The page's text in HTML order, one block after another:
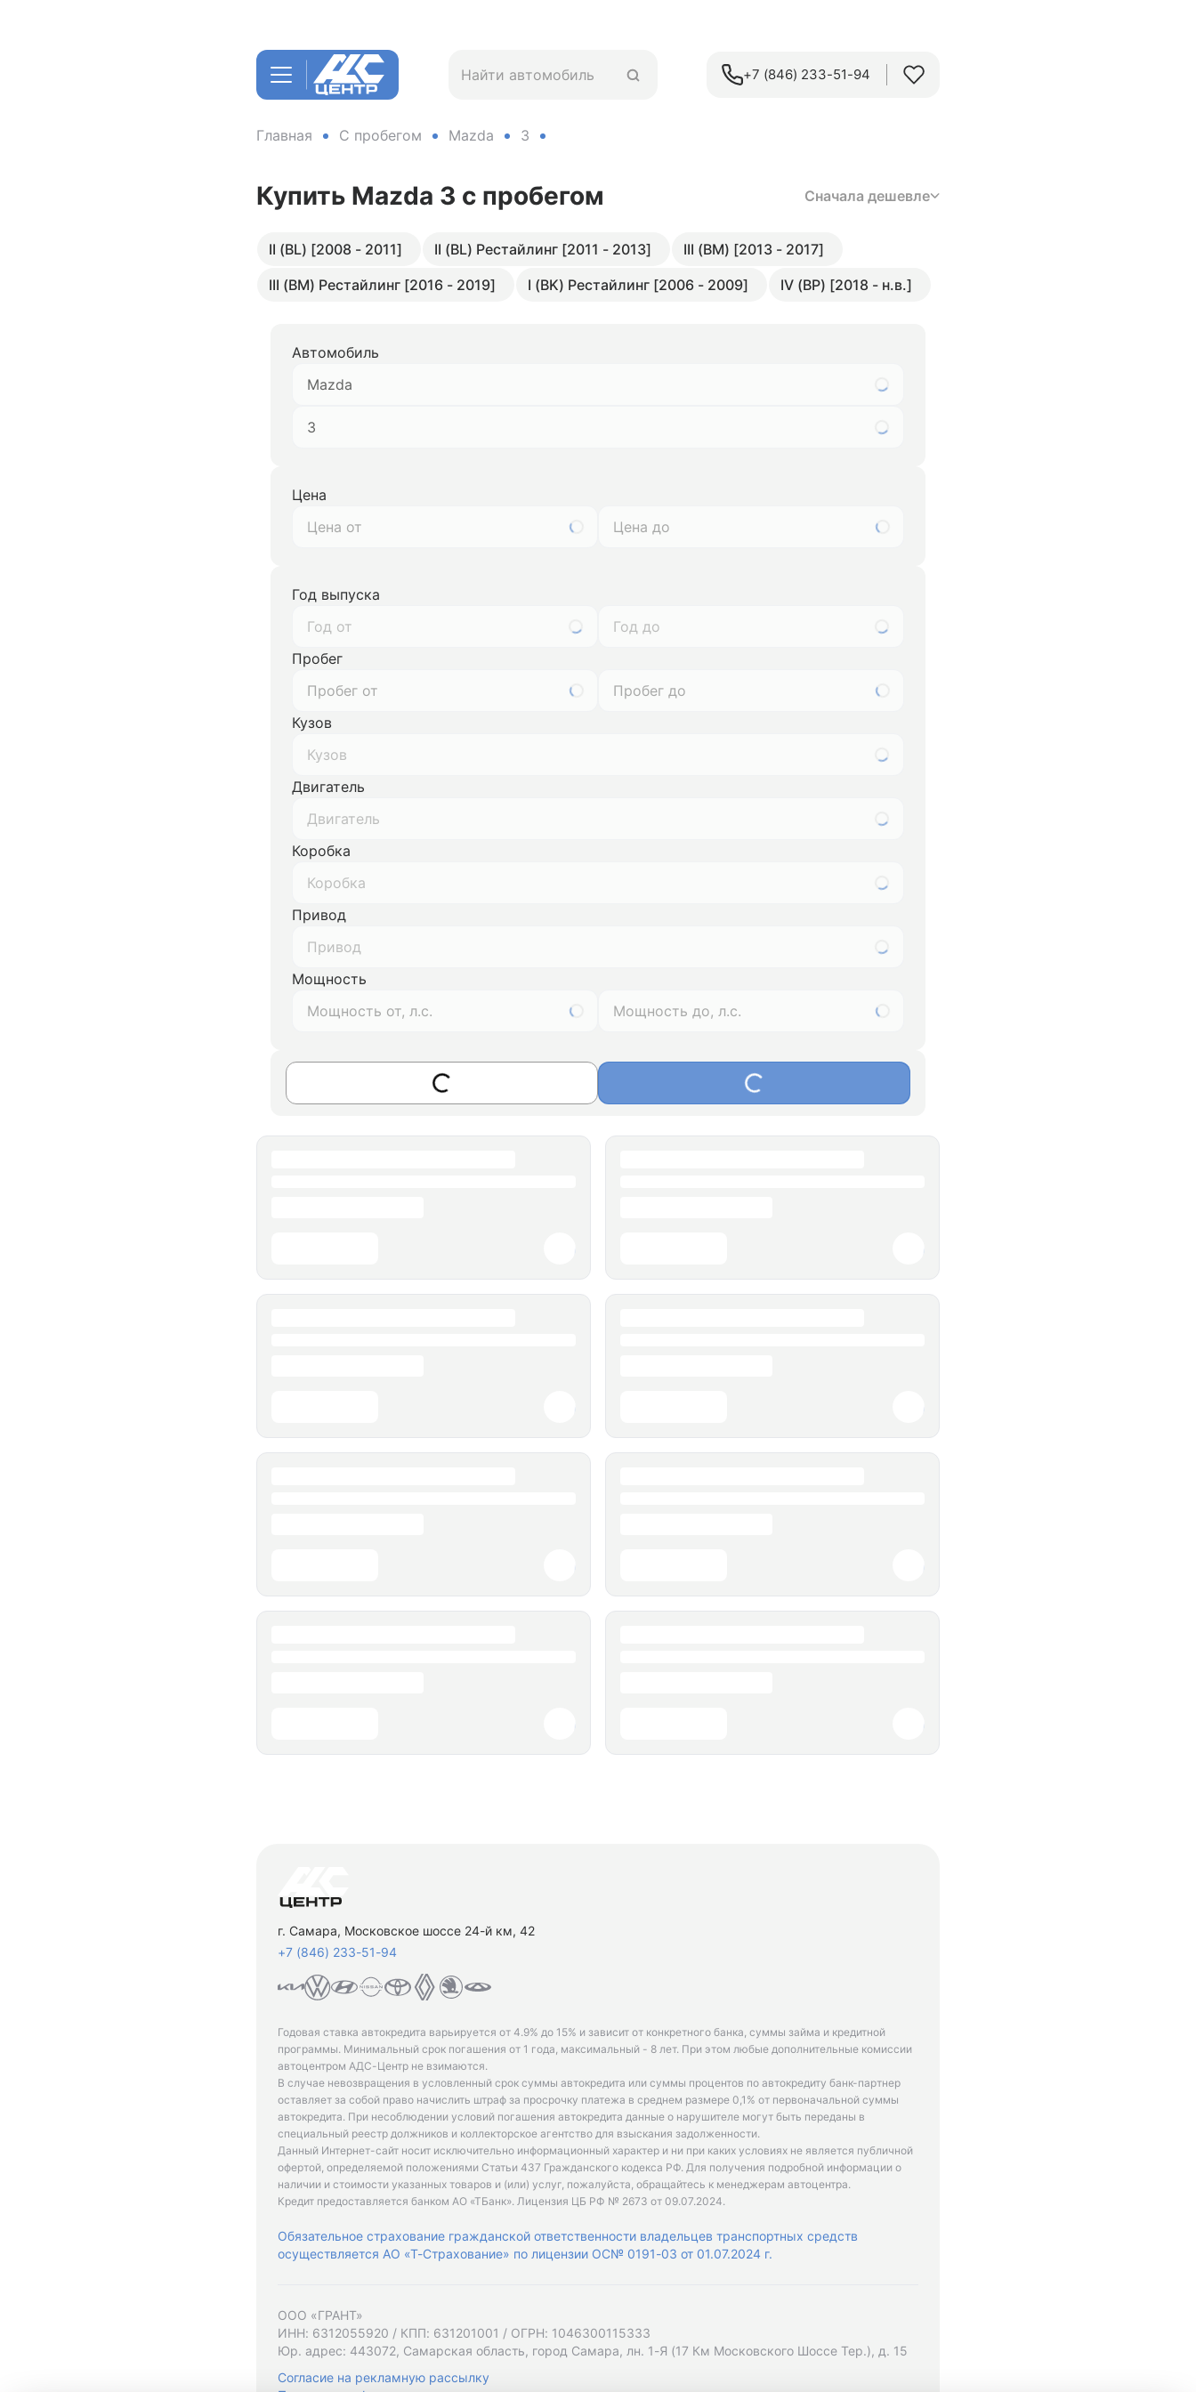
+7 (846) 233-51-94
Главная С пробегом Mazda 3
Купить Mazda 3 с пробегом Сначала дешевле
II (BL) [2008 - 2011] II (BL) Рестайлинг [2011 - 2013]
III (BM) [2013 - 2017]
III (BM) Рестайлинг [2016 - 2019]
I (BK) Рестайлинг [2006 - 2009] IV (BP) [2018 - н.в.]
Автомобиль
Mazda
3
Цена
Год выпуска
Год от
Год до
Пробег
Кузов
Кузов
Двигатель
Двигатель
Коробка
Коробка
Привод
Привод
Мощность
г. Самара, Московское шоссе 24-й км, 42
+7 (846) 233-51-94
Годовая ставка автокредита варьируется от 4.9% до 15% и зависит от конкретного банка, суммы займа и кредитной
программы. Минимальный срок погашения от 1 года, максимальный - 8 лет. При этом любые дополнительные комиссии
автоцентром АДС-Центр не взимаются.
В случае невозвращения в условленный срок суммы автокредита или суммы процентов по автокредиту банк-партнер
оставляет за собой право начислить штраф за просрочку платежа в среднем размере 0,1% от первоначальной суммы
автокредита. При несоблюдении условий погашения автокредита данные о нарушителе могут быть переданы в
специальный реестр должников и коллекторское агентство для взыскания задолженности.
Данный Интернет-сайт носит исключительно информационный характер и ни при каких условиях не является публичной
офертой, определяемой положениями Статьи 437 Гражданского кодекса РФ. Для получения подробной информации о
наличии и стоимости указанных товаров и (или) услуг, пожалуйста, обращайтесь к менеджерам автоцентра.
Кредит предоставляется банком АО «ТБанк». Лицензия ЦБ РФ № 2673 от 09.07.2024.
Обязательное страхование гражданской ответственности владельцев транспортных средств
осуществляется АО «Т-Страхование» по лицензии ОС№ 0191-03 от 01.07.2024 г.
ООО «ГРАНТ»
ИНН: 6312055920 / КПП: 631201001 / ОГРН: 1046300115333
Юр. адрес: 443072, Самарская область, город Самара, лн. 1-Я (17 Км Московского Шоссе Тер.), д. 15
Согласие на рекламную рассылку